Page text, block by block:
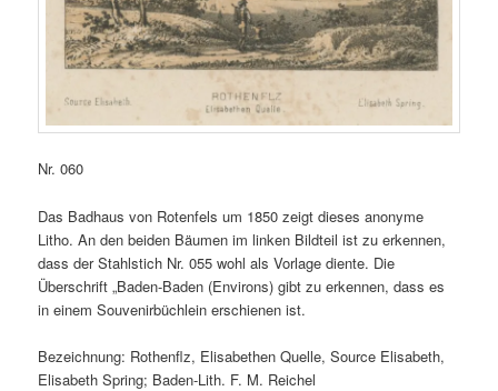
Nr. 060
Das Badhaus von Rotenfels um 1850 zeigt dieses anonyme
Litho. An den beiden Bäumen im linken Bildteil ist zu erkennen,
dass der Stahlstich Nr. 055 wohl als Vorlage diente. Die
Überschrift „Baden-Baden (Environs) gibt zu erkennen, dass es
in einem Souvenirbüchlein erschienen ist.
Bezeichnung: Rothenflz, Elisabethen Quelle, Source Elisabeth,
Elisabeth Spring; Baden-Lith. F. M. Reichel